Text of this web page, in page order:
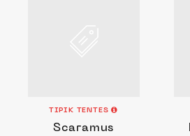
TIPIK TENTES
Scaramus